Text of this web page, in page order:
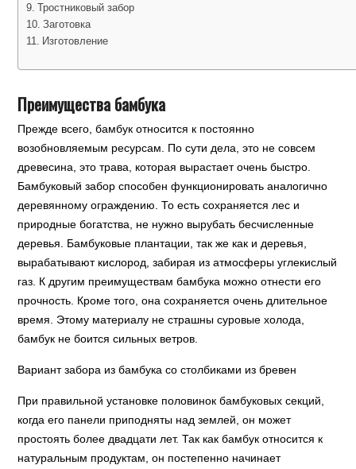
Тростниковый забор
Заготовка
Изготовление
Преимущества бамбука
Прежде всего, бамбук относится к постоянно
возобновляемым ресурсам. По сути дела, это не совсем
древесина, это трава, которая вырастает очень быстро.
Бамбуковый забор способен функционировать аналогично
деревянному ограждению. То есть сохраняется лес и
природные богатства, не нужно вырубать бесчисленные
деревья. Бамбуковые плантации, так же как и деревья,
вырабатывают кислород, забирая из атмосферы углекислый
газ. К другим преимуществам бамбука можно отнести его
прочность. Кроме того, она сохраняется очень длительное
время. Этому материалу не страшны суровые холода,
бамбук не боится сильных ветров.
Вариант забора из бамбука со столбиками из бревен
При правильной установке половинок бамбуковых секций,
когда его панели приподняты над землей, он может
простоять более двадцати лет. Так как бамбук относится к
натуральным продуктам, он постепенно начинает